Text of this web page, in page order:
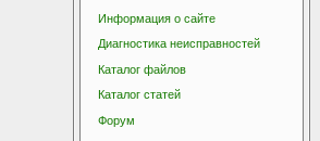
Информация о сайте
Диагностика неисправностей
Каталог файлов
Каталог статей
Форум